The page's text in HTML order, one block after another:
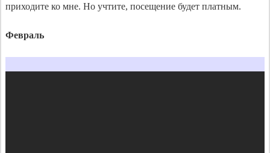
приходите ко мне. Но учтите, посещение будет платным.
Февраль